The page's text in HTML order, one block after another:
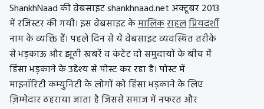
ShankhNaad की वेबसाइट shankhnaad.net अक्टूबर 2013
में रजिस्टर की गयी। इस वेबसाइट केमालिकराहुलप्रियदर्शी
नाम के व्यक्ति हैं। पहले दिन से ये वेबसाइट व्यवस्थित तरीके
से भड़काऊ और झूठी खबरें व कंटेंट दो समुदायों के बीच में
हिंसा भड़काने के उद्देश्य से पोस्ट कर रहा है। पोस्ट में
माइनॉरिटी कम्युनिटी के लोगों को हिंसा भड़काने के लिए
ज़िम्मेदार ठहराया जाता है जिससे समाज में नफरत और